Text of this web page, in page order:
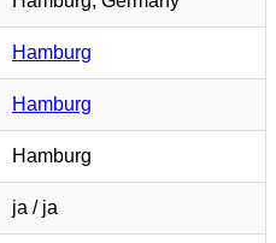
Hamburg
Hamburg
Hamburg
ja / ja